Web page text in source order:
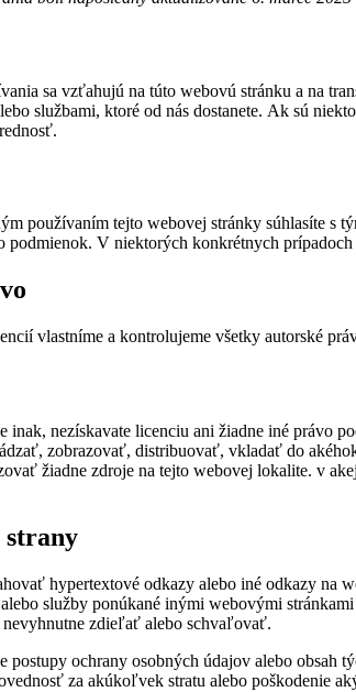
sa vzťahujú na túto webovú stránku a na
službami, ktoré od nás dostanete. Ak sú
používaním tejto webovej stránky súhlasíte s
podmienok. V niektorých konkrétnych
vlastníme a kontrolujeme všetky autorské
nezískavate licenciu ani žiadne iné právo
zobrazovať, distribuovať, vkladať do
žiadne zdroje na tejto webovej lokalite. v
strany
hypertextové odkazy alebo iné odkazy na
služby ponúkané inými webovými
nevyhnutne zdieľať alebo schvaľovať.
postupy ochrany osobných údajov alebo
za akúkoľvek stratu alebo poškodenie